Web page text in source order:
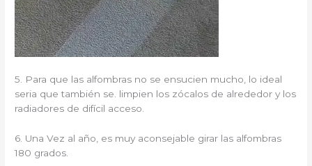
5. Para que las alfombras no se ensucien mucho, lo ideal
seria que también se. limpien los zócalos de alrededor y los
radiadores de difícil acceso.
6. Una Vez al año, es muy aconsejable girar las alfombras
180 grados.